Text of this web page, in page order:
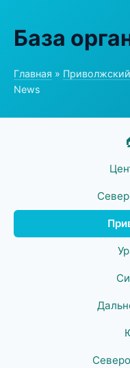
База
Главная »
News